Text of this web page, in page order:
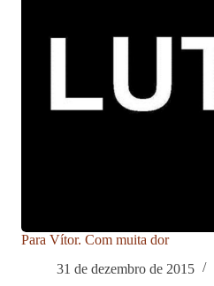
Para Vítor. Com muita dor
31 de dezembro de 2015